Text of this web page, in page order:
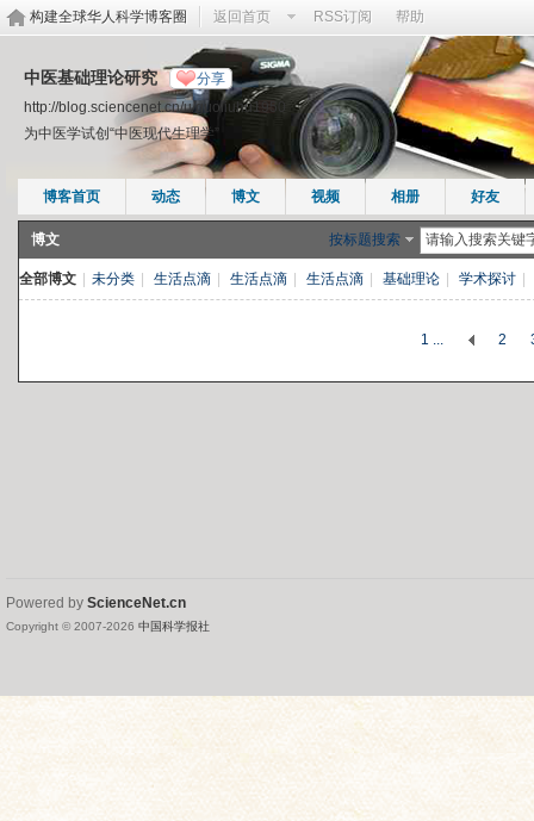
构建全球华人科学博客圈 返回首页 RSS订阅 帮助
中医基础理论研究 分享
http://blog.sciencenet.cn/u/guoliuhu1950
为中医学试创“中医现代生理学”
博客首页 动态 博文 视频 相册 好友
博文 按标题搜索
全部博文 未分类 生活点滴 生活点滴 生活点滴 基础理论 学术探讨
1 ... 2
Powered by ScienceNet.cn
Copyright © 2007-2026 中国科学报社